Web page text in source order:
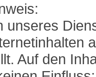
unseres
Auf den